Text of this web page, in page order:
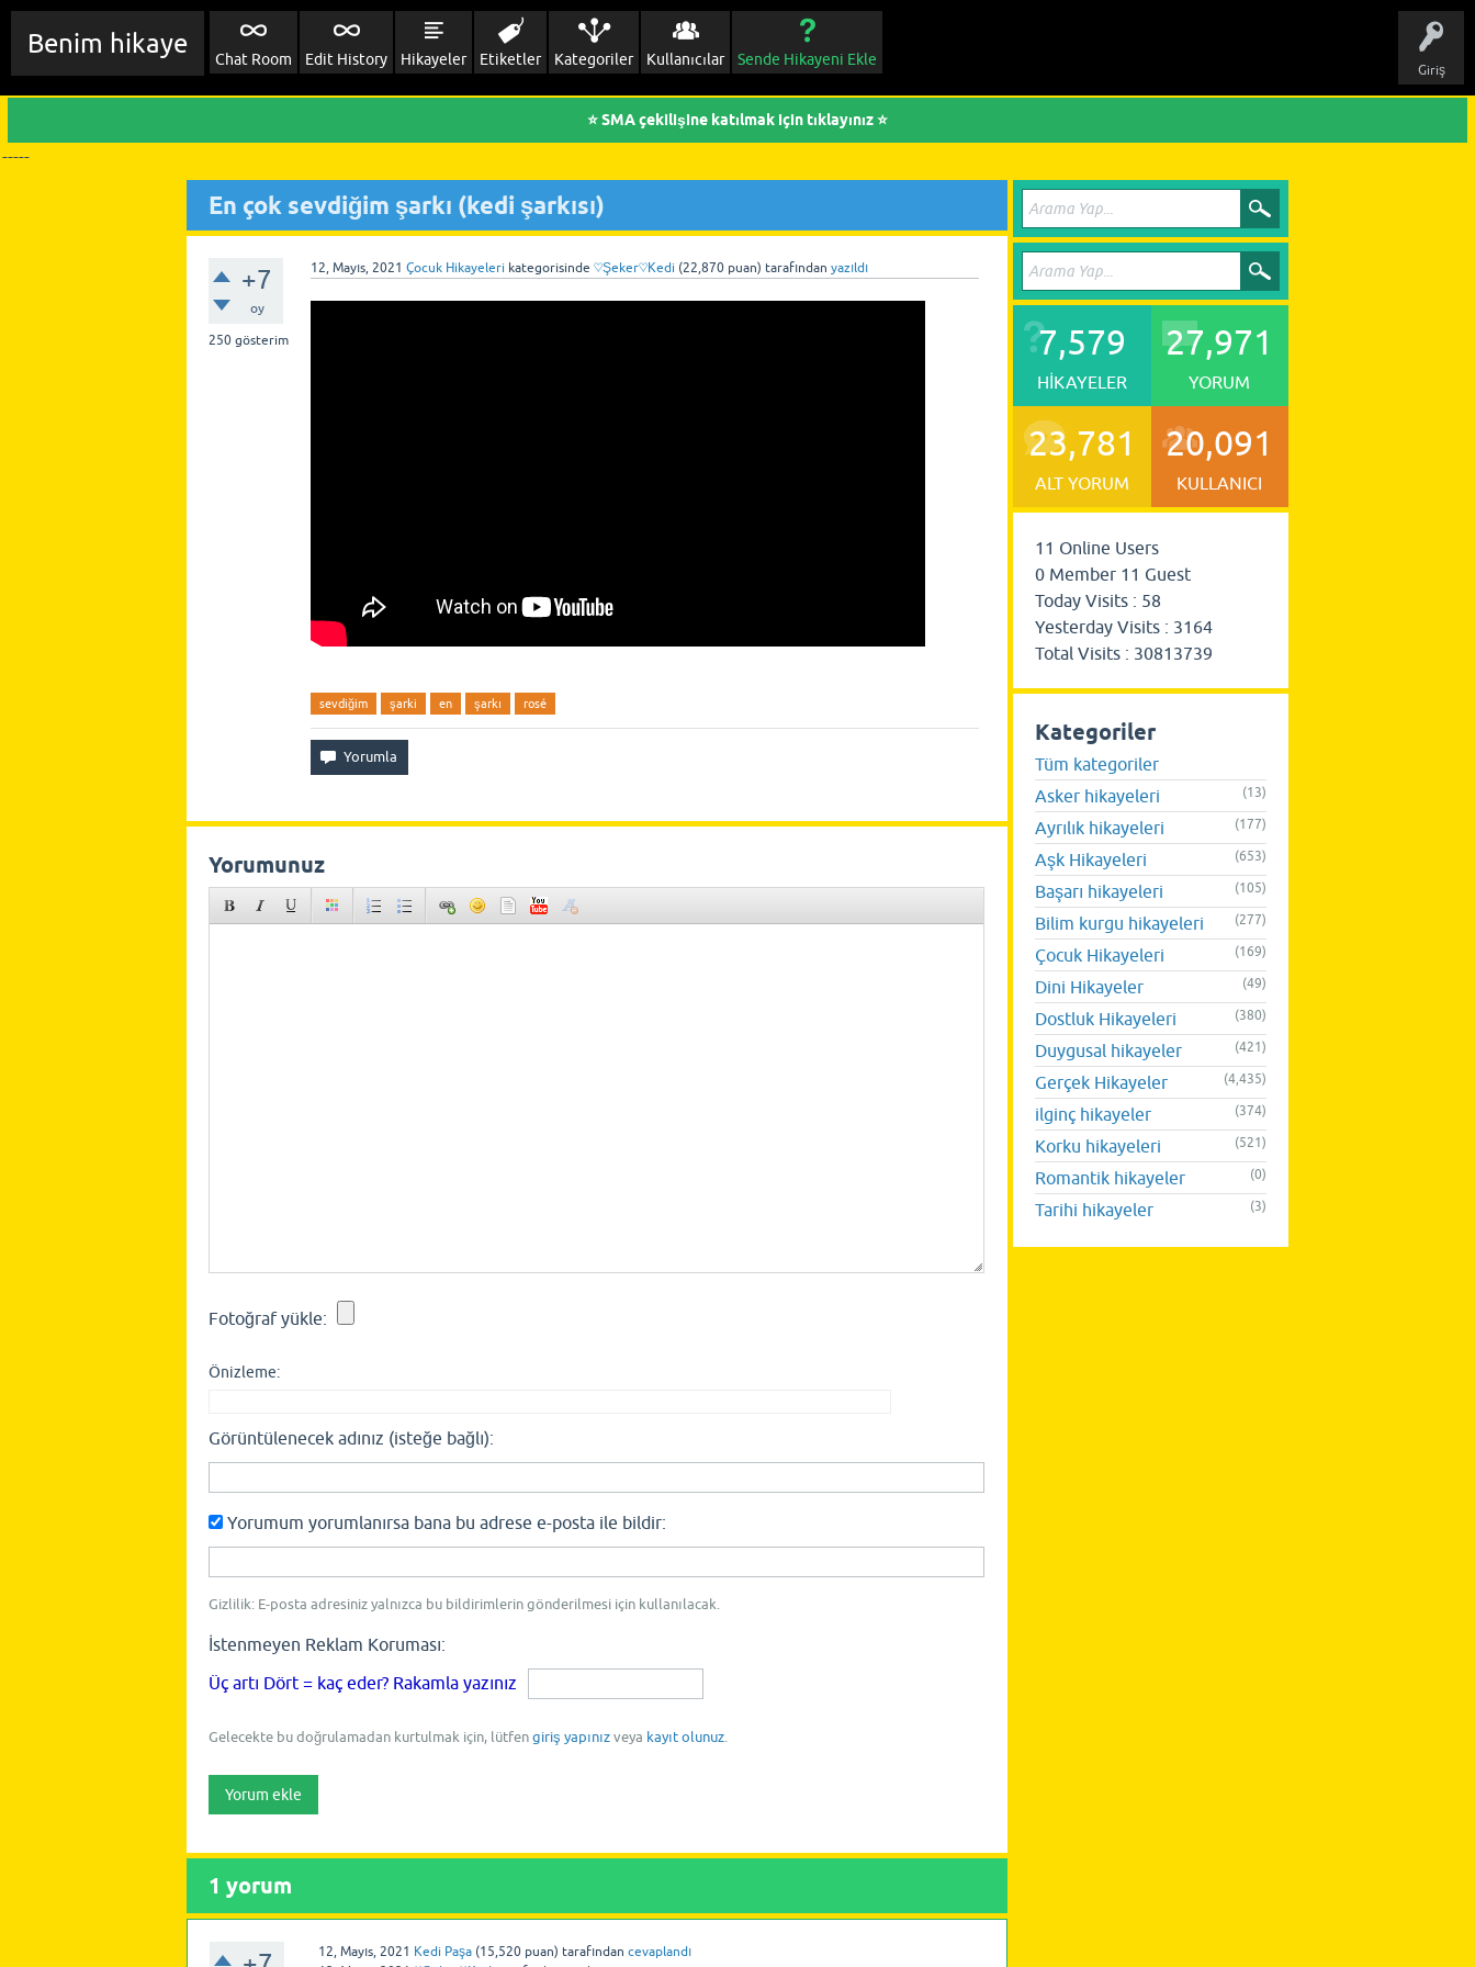
Giriş
Benim hikaye
Chat Room Edit History Hikayeler Etiketler Kategoriler Kullanıcılar Sende Hikayeni Ekle
⭐ SMA çekilişine katılmak için tıklayınız ⭐
-----
En çok sevdiğim şarkı (kedi şarkısı)
+7
oy
250 gösterim
12, Mayıs, 2021 Çocuk Hikayeleri kategorisinde ♡Şeker♡Kedi (22,870 puan) tarafından yazıldı
sevdiğim şarki en şarkı rosé
Yorumunuz
Fotoğraf yükle:
Önizleme:
Görüntülenecek adınız (isteğe bağlı):
Yorumum yorumlanırsa bana bu adrese e-posta ile bildir:
Gizlilik: E-posta adresiniz yalnızca bu bildirimlerin gönderilmesi için kullanılacak.
İstenmeyen Reklam Koruması:
Üç artı Dört = kaç eder? Rakamla yazınız
Gelecekte bu doğrulamadan kurtulmak için, lütfen giriş yapınız veya kayıt olunuz.
1 yorum
12, Mayıs, 2021 Kedi Paşa (15,520puan) tarafından cevaplandı
7,579
HIKAYELER
27,971
YORUM
23,781
ALT YORUM
20,091
KULLANICI
11 Online Users
0 Member 11 Guest
Today Visits : 58
Yesterday Visits : 3164
Total Visits : 30813739
Kategoriler
Tüm kategoriler
Asker hikayeleri
(13)
Ayrılık hikayeleri (177)
Aşk Hikayeleri (653)
Başarı hikayeleri (105)
Bilim kurgu hikayeleri (277)
Çocuk Hikayeleri (169)
Dini Hikayeler (49)
Dostluk Hikayeleri (380)
Duygusal hikayeler (421)
Gerçek Hikayeler (4,435)
ilginç hikayeler (374)
Korku hikayeleri (521)
Romantik hikayeler (0)
Tarihi hikayeler (3)